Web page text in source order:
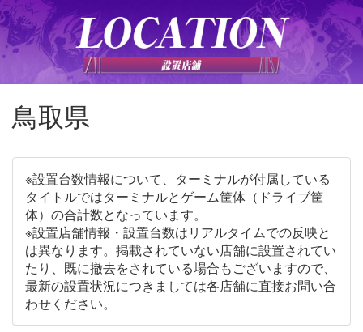
鳥取県
※設置台数情報について、ターミナルが付属している
タイトルではターミナルとゲーム筐体（ドライブ筐
体）の合計数となっています。
※設置店舗情報・設置台数はリアルタイムでの反映と
は異なります。掲載されていない店舗に設置されてい
たり、既に撤去をされている場合もございますので、
最新の設置状況につきましては各店舗に直接お問い合
わせください。